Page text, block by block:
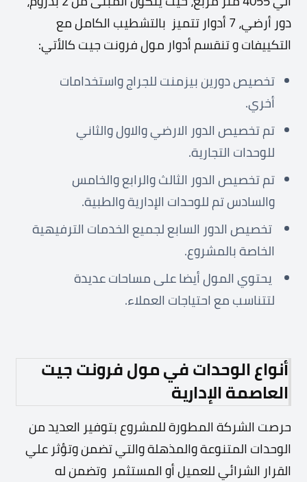
دور أرضي، 7 أدوار تتميز بالتشطيب الكامل مع
التكييفات و تنقسم أدوار مول فرونت جيت كالأتي:
تخصيص دورين بيزمنت للجراج واستخدامات
أخري.
تم تخصيص الدور الارضي والاول والثاني
للوحدات التجارية.
تم تخصيص الدور الثالث والرابع والخامس
والسادس تم للوحدات الإدارية والطبية.
تخصيص الدور السابع لجميع الخدمات الترفيهية
الخاصة بالمشروع.
يحتوي المول أيضا على مساحات عديدة
لتتناسب مع احتياجات العملاء.
أنواع الوحدات في مول فرونت جيت
العاصمة الإدارية
حرصت الشركة المطورة للمشروع بتوفير العديد من
الوحدات المتنوعة والمذهلة والتي تضمن وتؤثر علي
القرار الشرائي للعميل أو المستثمر وتضمن له